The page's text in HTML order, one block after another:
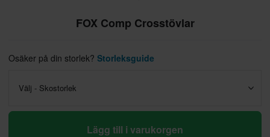
FOX Comp Crosstövlar
Osäker på din storlek? Storleksguide
Välj - Skostorlek
Lägg till i varukorgen